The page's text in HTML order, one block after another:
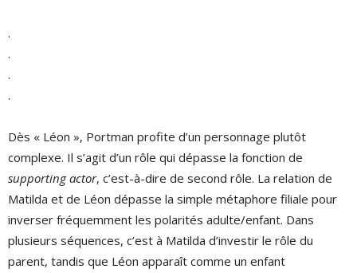
.
.
.
.
Dès « Léon », Portman profite d’un personnage plutôt
complexe. Il s’agit d’un rôle qui dépasse la fonction de
supporting actor, c’est-à-dire de second rôle. La relation de
Matilda et de Léon dépasse la simple métaphore filiale pour
inverser fréquemment les polarités adulte/enfant. Dans
plusieurs séquences, c’est à Matilda d’investir le rôle du
parent, tandis que Léon apparaît comme un enfant